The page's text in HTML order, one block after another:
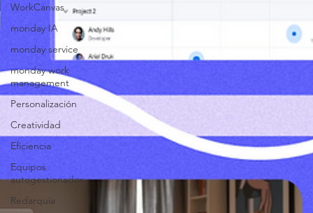
WorkCanvas
monday IA
monday service
monday work
management
Personalización
Creatividad
Eficiencia
Equipos
autogestionados
Redarquía